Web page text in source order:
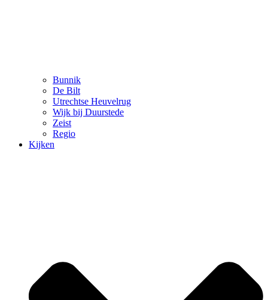
Bunnik
De Bilt
Utrechtse Heuvelrug
Wijk bij Duurstede
Zeist
Regio
Kijken